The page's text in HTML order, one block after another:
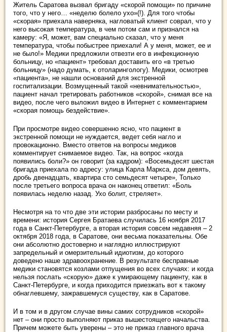
Житель Саратова вызвал бригаду «скорой помощи» по причине
того, что у него… «неделю болело ухо»(!). Для того чтобы
«скорая» приехала наверняка, нагловатый клиент соврал, что у
него высокая температура, в чем потом сам и признался на
камеру: «Я, может, вам специально сказал, что у меня
температура, чтобы побыстрее приехали! А у меня, может, ее и
не было!» Медики предложили отвезти его в инфекционную
больницу, но «пациент» требовал доставить его «в третью
больницу» (надо думать, к отоларингологу). Медики, осмотрев
«пациента», не нашли оснований для экстренной
госпитализации. Возмущенный такой «невнимательностью»,
пациент начал третировать работников «скорой», снимая все на
видео, после чего выложил видео в Интернет с комментарием
«скорая помощь бездействие».
При просмотре видео совершенно ясно, что пациент в
экстренной помощи не нуждается, ведет себя нагло и
провокационно. Вместо ответов на вопросы медиков
комментирует снимаемое видео. Так, на вопрос «когда
появились боли?» он говорит (за кадром): «Восемьдесят шестая
бригада приехала по адресу: улица Карла Маркса, дом девять,
дробь двенадцать, квартира сто семьдесят четыре», Только
после третьего вопроса врача он наконец ответил: «Боль
появилась неделю назад. Ухо болит, стреляет».
Несмотря на то что две эти истории разбросаны по месту и
времени: история Сергея Братаева случилась 16 ноября 2017
года в Санкт-Петербурге, а вторая история совсем недавняя – 2
октября 2018 года, в Саратове, они весьма показательны. Обе
они абсолютно достоверно и наглядно иллюстрируют
запредельный и омерзительный идиотизм, до которого
доведено наше здравоохранение. В результате бесправные
медики становятся козлами отпущения во всех случаях: и когда
нельзя послать «скорую» даже к умирающему пациенту, как в
Санкт-Петербурге, и когда приходится приезжать вот к такому
обнаглевшему, зажравшемуся существу, как в Саратове.
И в том и в другом случае вины самих сотрудников «скорой»
нет – они просто выполняют приказ вышестоящего начальства.
Причем можете быть уверены – это не приказ главного врача